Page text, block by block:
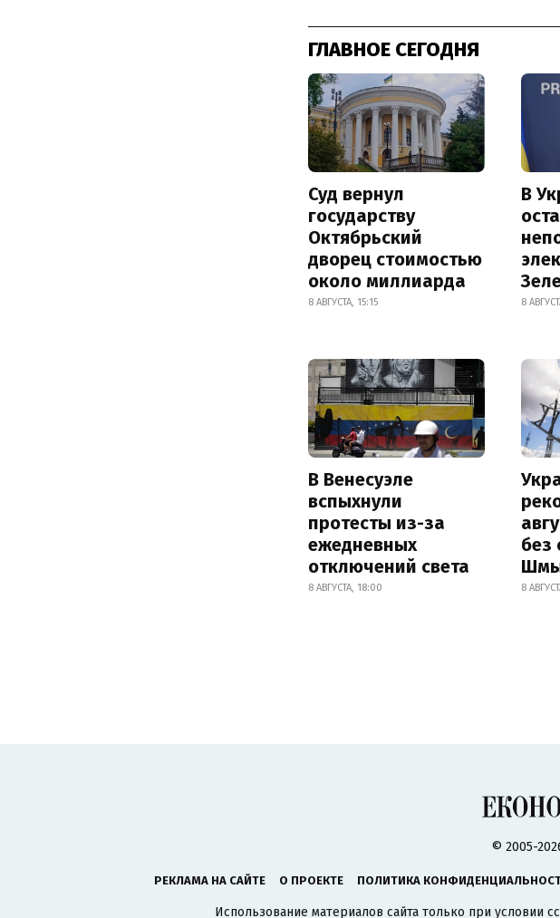
ГЛАВНОЕ СЕГОДНЯ
Суд вернул
государству
Октябрьский
дворец стоимостью
около миллиарда
8 АВГУСТА, 15:15
В
8
В Венесуэле
вспыхнули
протесты из-за
ежедневных
отключений света
8 АВГУСТА, 18:00
без
8
© 2005-
РЕКЛАМА НА САЙТЕ О ПРОЕКТЕ ПОЛИТИКА
Использование материалов сайта только при условии